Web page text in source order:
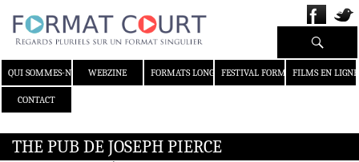
QUI SOMMES-NOUS ?WEBZINE FORMATS LONGS FESTIVAL FORMAT COURT
FILMS EN LIGNE
CONTACT
Recherche
THE PUB DE JOSEPH PIERCE